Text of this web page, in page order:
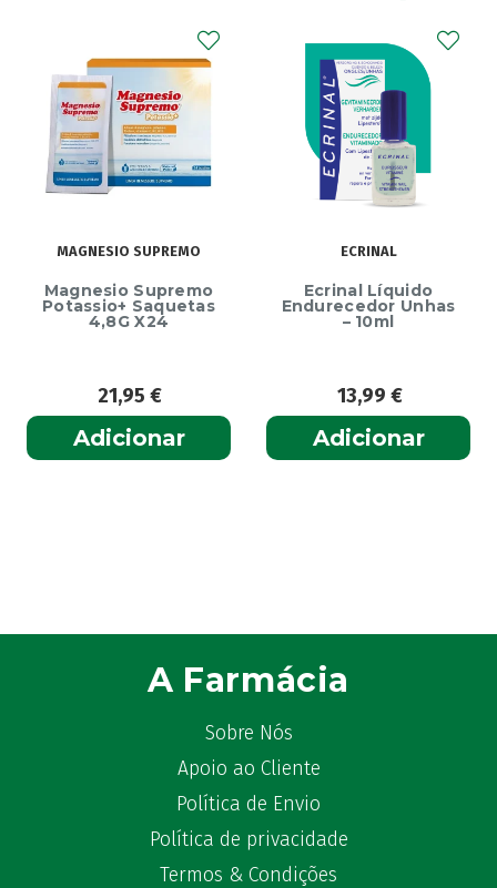
MAGNESIO SUPREMO
Magnesio Supremo
Potassio+ Saquetas
4,8G X24
21,95€
Adicionar
ECRINAL
Ecrinal Líquido
Endurecedor Unhas
– 10ml
13,99€
Adicionar
A Farmácia
Sobre Nós
Apoio ao Cliente
Política de Envio
Política de privacidade
Termos & Condições